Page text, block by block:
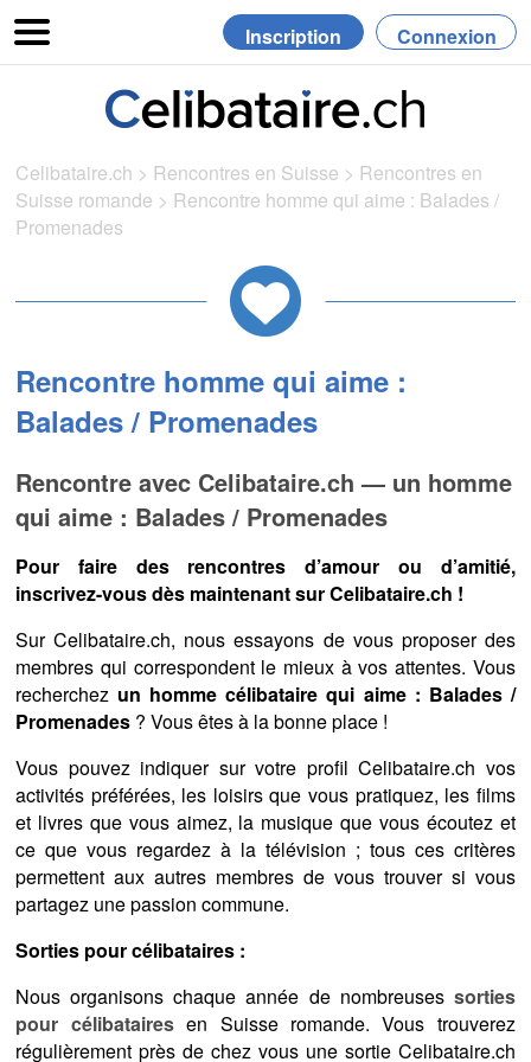
Inscription Connexion
Celibataire.ch > Rencontres en Suisse > Rencontres en
Suisse romande > Rencontre homme qui aime : Balades /
Promenades
Rencontre homme qui aime :
Balades / Promenades
Rencontre avec Celibataire.ch — un homme
qui aime : Balades / Promenades
Pour faire des rencontres d’amour ou d’amitié,
inscrivez-vous dès maintenant sur Celibataire.ch !
Sur Celibataire.ch, nous essayons de vous proposer des
membres qui correspondent le mieux à vos attentes. Vous
recherchez un homme célibataire qui aime : Balades /
Promenades ? Vous êtes à la bonne place !
Vous pouvez indiquer sur votre profil Celibataire.ch vos
activités préférées, les loisirs que vous pratiquez, les films
et livres que vous aimez, la musique que vous écoutez et
ce que vous regardez à la télévision ; tous ces critères
permettent aux autres membres de vous trouver si vous
partagez une passion commune.
Sorties pour célibataires :
Nous organisons chaque année de nombreuses sorties
pour célibatairesen Suisse romande. Vous trouverez
régulièrement près de chez vous une sortie Celibataire.ch